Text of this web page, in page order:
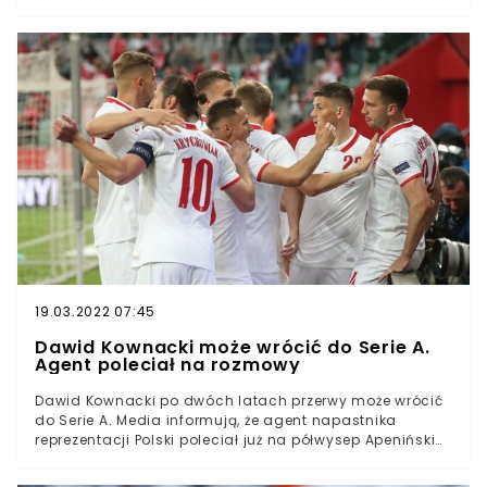
najdroższych piłkarzy w historii klubu.Serie A w
ostatnich latach jest niezwykle popularnym kierunkiem
dla polskich piłkarzy. Nowy sezon na włoskich boiskach
rozpoczęło aż 16 Polaków. W ostatnich dniach okna
transferowego do tego grona ma dołączyć kolejny.
19.03.2022 07:45
Dawid Kownacki może wrócić do Serie A.
Agent poleciał na rozmowy
Dawid Kownacki po dwóch latach przerwy może wrócić
do Serie A. Media informują, że agent napastnika
reprezentacji Polski poleciał już na półwysep Apeniński